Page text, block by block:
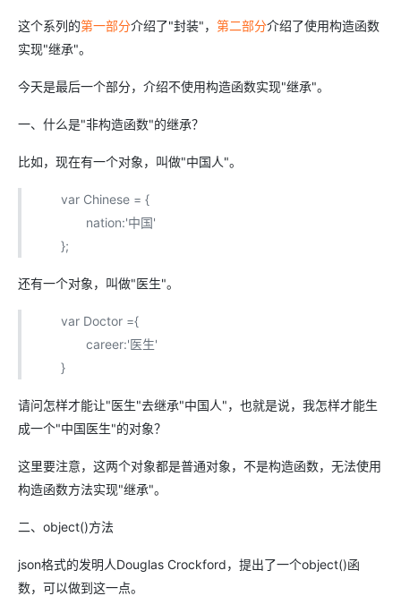
这个系列的第一部分介绍了"封装"， 第二部分介绍了使用构造函数
实现"继承"。
今天是最后一个部分，介绍不使用构造函数实现"继承"。
一、什么是"非构造函数"的继承？
比如，现在有一个对象，叫做"中国人"。
var Chinese = {
nation:'中国'
};
还有一个对象，叫做"医生"。
var Doctor ={
career:'医生'
}
请问怎样才能让"医生"去继承"中国人"，也就是说，我怎样才能生
成一个"中国医生"的对象？
这里要注意，这两个对象都是普通对象，不是构造函数，无法使用
构造函数方法实现"继承"。
二、object()方法
json格式的发明人Douglas Crockford，提出了一个object()函
数，可以做到这一点。